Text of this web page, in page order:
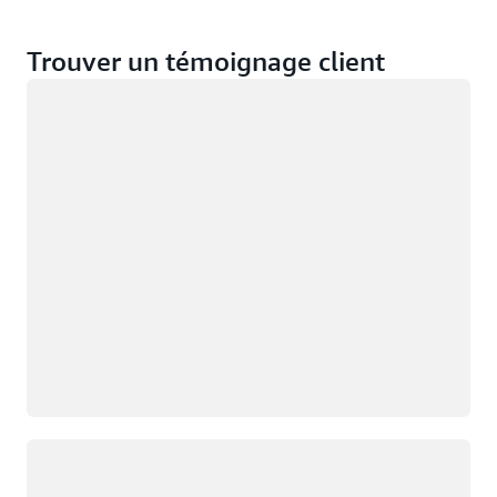
Trouver un témoignage client